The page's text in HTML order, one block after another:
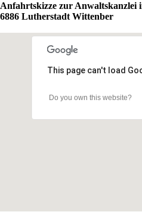
Anfahrtskizze zur Anwaltskanzlei
6886 Lutherstadt Wittenber
This page can't load
Do you own this website?